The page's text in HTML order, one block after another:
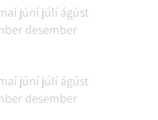
júní júlí ágúst
desember
júní júlí ágúst
desember